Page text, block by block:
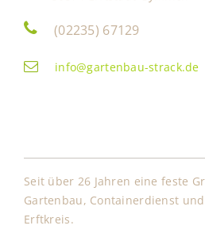
(02235) 67129
info@gartenbau-strack.de
Seit über 26 Jahren eine feste
Gartenbau, Containerdienst
Erftkreis.